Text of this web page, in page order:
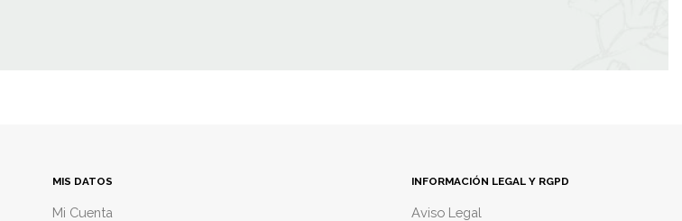
MIS DATOS
Mi Cuenta
INFORMACIÓN LEGAL Y RGPD
Aviso Legal